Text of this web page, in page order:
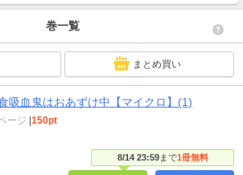
巻一覧
まとめ買い
吸血鬼はおあずけ中【マイクロ】(1)
8/14 23:59まで1冊無料
ージ 150pt